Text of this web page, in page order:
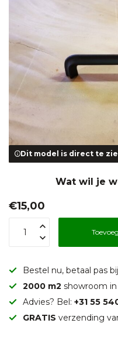
Dit model is direct te
Wat wil je
€15,00
Bestel nu, betaal pas
2000 m2 showroom
Advies? Bel: +31 55
GRATIS verzending